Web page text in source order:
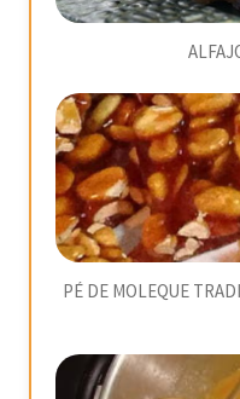
PÉ DE MOLEQUE